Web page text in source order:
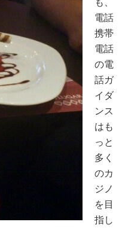
電話
携帯
電話
の電
話ガ
イダ
ンス
はも
っと
多く
のカ
ジノ
を目
指し